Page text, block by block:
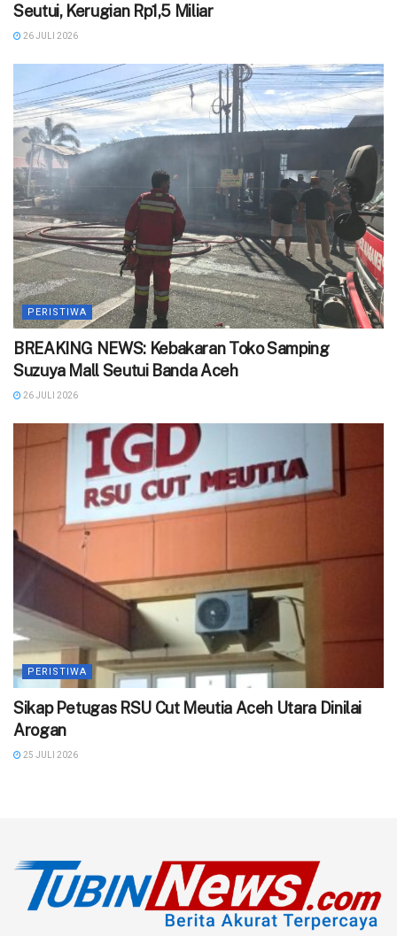
Seutui, Kerugian Rp1,5 Miliar
26 JULI 2026
PERISTIWA
BREAKING NEWS: Kebakaran Toko Samping
Suzuya Mall Seutui Banda Aceh
26 JULI 2026
PERISTIWA
‎Sikap Petugas RSU Cut Meutia Aceh Utara Dinilai
Arogan
25 JULI 2026